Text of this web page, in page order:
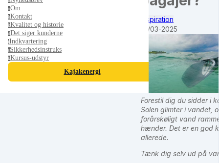
oOm
kKontakt
kKvalitet og historie
dDet siger kunderne
iIndkvartering
sSikkerhedsinstruks
kKursus-udstyr
Kajakenergi
Inspiration
14/03-2025
Forestil dig du sidder i
Solen glimter i vandet,
forårskøligt vand
hænder. Det er en god
allerede.
Tænk dig selv ud på